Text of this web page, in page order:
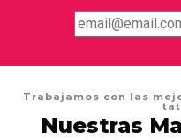
Trabajamos con las
Nuestras